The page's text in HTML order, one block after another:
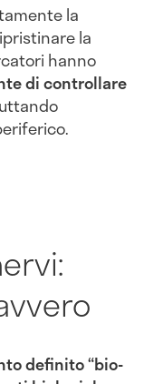
la
la
hanno
di controllare
definito “bio-